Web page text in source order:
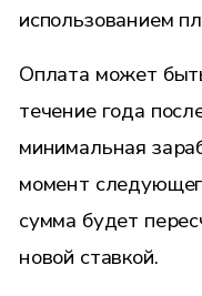
использованием
Оплата может
течение года
минимальная
момент
сумма будет
новой ставкой.